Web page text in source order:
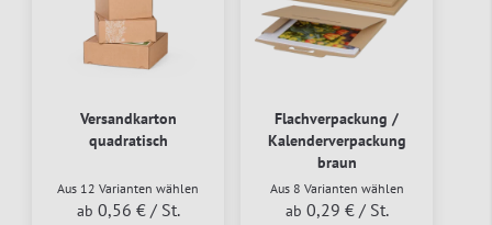
Versandkarton
quadratisch
Aus 12 Varianten wählen
ab 0,56 € / St.
Flachverpackung /
Kalenderverpackung
braun
Aus 8 Varianten wählen
ab 0,29 € / St.